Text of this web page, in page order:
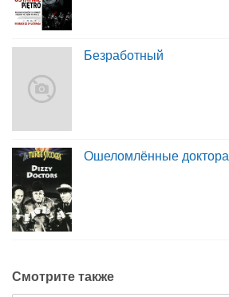
Безработный
Ошеломлённые доктора
Смотрите также